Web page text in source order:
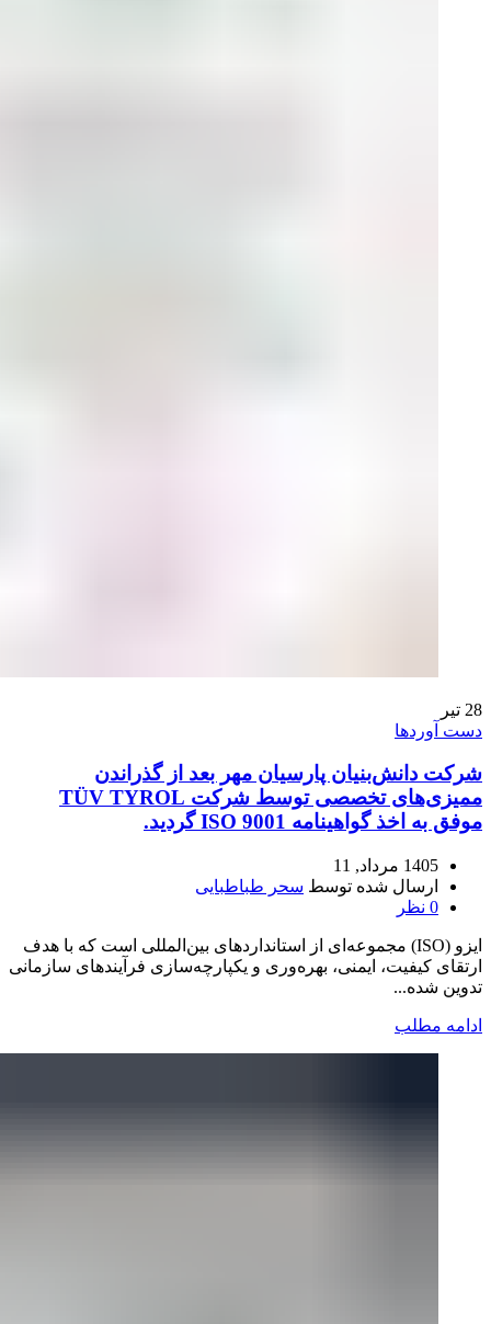
28 تیر
دست آوردها
شرکت دانش‌بنیان پارسیان مهر بعد از گذراندن
ممیزی‌های تخصصی توسط شرکت TÜV TYROL
موفق به اخذ گواهینامه ISO 9001 گردید.
1405 مرداد, 11
ارسال شده توسط سحر طباطبایی
0 نظر
ایزو (ISO) مجموعه‌ای از استانداردهای بین‌المللی است که با هدف
ارتقای کیفیت، ایمنی، بهره‌وری و یکپارچه‌سازی فرآیندهای سازمانی
تدوین شده‌...
ادامه مطلب